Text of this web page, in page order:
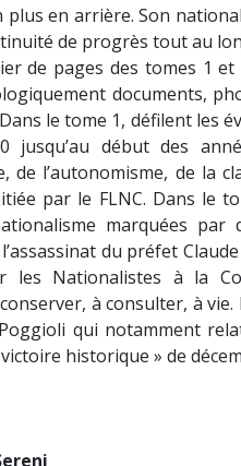
le tome 1, défilent les
jusqu’au début des
de l’autonomisme, de la
par le FLNC. Dans le
marquées par
du préfet
les Nationalistes à la
à consulter, à
qui notamment
historique » de